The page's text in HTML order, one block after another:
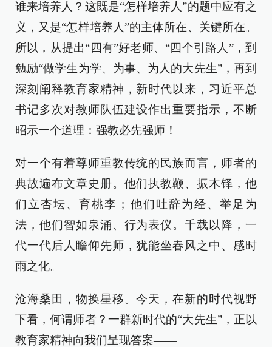
谁来培养人？这既是“怎样培养人”的题中应有之
义，又是“怎样培养人”的主体所在、关键所在。
所以，从提出“四有”好老师、“四个引路人”，到
勉励“做学生为学、为事、为人的大先生”，再到
深刻阐释教育家精神，新时代以来，习近平总
书记多次对教师队伍建设作出重要指示，不断
昭示一个道理：强教必先强师！
对一个有着尊师重教传统的民族而言，师者的
典故遍布文章史册。他们执教鞭、振木铎，他
们立杏坛、育桃李；他们吐辞为经、举足为
法，他们智如泉涌、行为表仪。千载以降，一
代一代后人瞻仰先师，犹能坐春风之中、感时
雨之化。
沧海桑田，物换星移。今天，在新的时代视野
下看，何谓师者？一群新时代的“大先生”，正以
教育家精神向我们呈现答案——